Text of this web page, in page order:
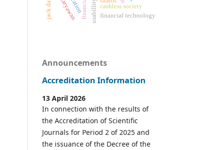
cashless society
financial technology
Announcements
Accreditation Information
13 April 2026
In connection with the results of
the Accreditation of Scientific
Journals for Period 2 of 2025 and
the issuance of the Decree of the